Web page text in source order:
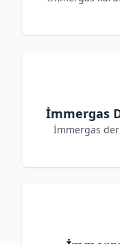
İmmergas
İmmergas